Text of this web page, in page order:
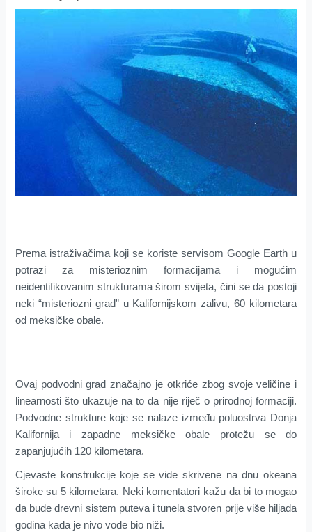
Prema istraživačima koji se koriste servisom Google Earth u
potrazi za misterioznim formacijama i mogućim
neidentifikovanim strukturama širom svijeta, čini se da postoji
neki “misteriozni grad” u Kalifornijskom zalivu, 60 kilometara
od meksičke obale.
Ovaj podvodni grad značajno je otkriće zbog svoje veličine i
linearnosti što ukazuje na to da nije riječ o prirodnoj formaciji.
Podvodne strukture koje se nalaze između poluostrva Donja
Kalifornija i zapadne meksičke obale protežu se do
zapanjujućih 120 kilometara.
Cjevaste konstrukcije koje se vide skrivene na dnu okeana
široke su 5 kilometara. Neki komentatori kažu da bi to mogao
da bude drevni sistem puteva i tunela stvoren prije više hiljada
godina kada je nivo vode bio niži.